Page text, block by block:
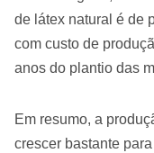
de látex natural é de
com custo de
anos do plantio das
Em resumo, a
crescer bastante